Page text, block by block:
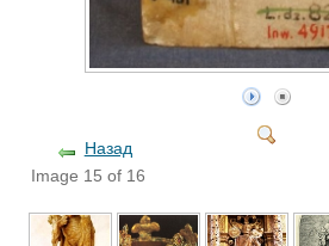
Назад
Image 15 of 16